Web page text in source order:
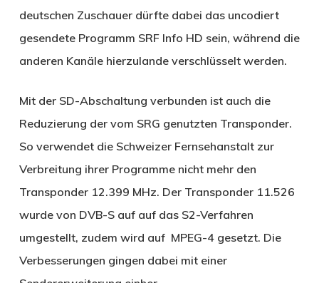
deutschen Zuschauer dürfte dabei das uncodiert
gesendete Programm SRF Info HD sein, während die
anderen Kanäle hierzulande verschlüsselt werden.
Mit der SD-Abschaltung verbunden ist auch die
Reduzierung der vom SRG genutzten Transponder.
So verwendet die Schweizer Fernsehanstalt zur
Verbreitung ihrer Programme nicht mehr den
Transponder 12.399 MHz. Der Transponder 11.526
wurde von DVB-S auf auf das S2-Verfahren
umgestellt, zudem wird auf MPEG-4 gesetzt. Die
Verbesserungen gingen dabei mit einer